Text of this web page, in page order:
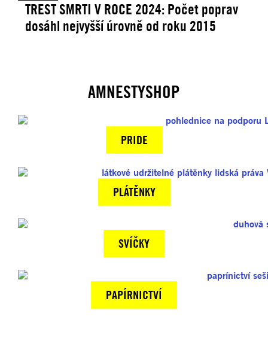
TREST SMRTI V ROCE 2024: Počet poprav
dosáhl nejvyšší úrovně od roku 2015
AMNESTYSHOP
PRIDE
PLÁTĚNKY
SVÍČKY
PAPÍRNICTVÍ